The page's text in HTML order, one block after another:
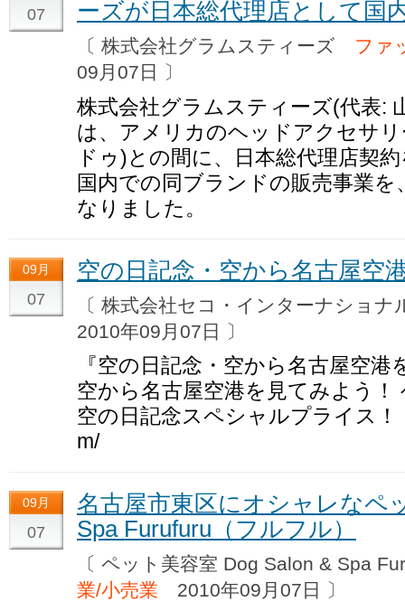
07
ーズが日本総代理店として国
〔 株式会社グラムスティーズ ファ
09月07日 〕
株式会社グラムスティーズ(代表:
は、アメリカのヘッドアクセサ
ドゥ)との間に、日本総代理店契
国内での同ブランドの販売事業
なりました。
09月
07
空の日記念・空から名古屋空
〔 株式会社セコ・インターナショ
2010年09月07日 〕
『空の日記念・空から名古屋空
空から名古屋空港を見てみよう
空の日記念スペシャルプライス！
m/
09月
07
名古屋市東区にオシャレな
Spa Furufuru（フルフル）
〔 ペット美容室 Dog Salon & Spa
業/小売業 2010年09月07日 〕